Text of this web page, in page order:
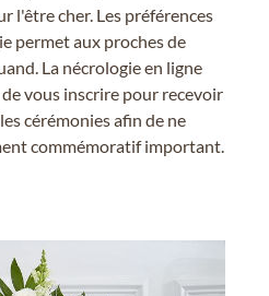
l'être cher. Les préférences
permet aux proches de
La nécrologie en ligne
vous inscrire pour recevoir
cérémonies afin de ne
commémoratif important.